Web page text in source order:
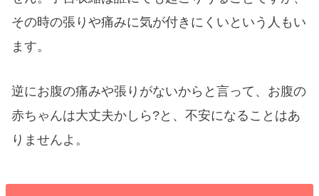
その時の張りや痛みに気が付きにくいという人もい
ます。
逆にお腹の痛みや張りがないからと言って、お腹の
赤ちゃんは大丈夫かしら?と、不安になることはあ
りませんよ。